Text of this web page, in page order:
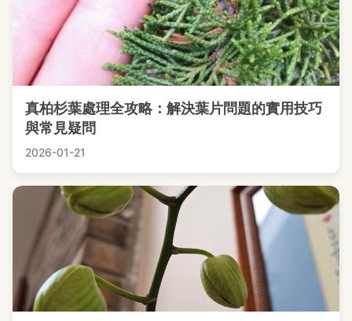
真柏杉葉處理全攻略：解決葉片問題的實用技巧
與常見疑問
2026-01-21